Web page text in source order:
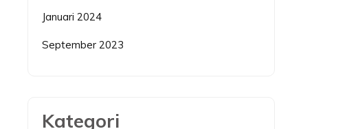
Januari 2024
September 2023
Kategori